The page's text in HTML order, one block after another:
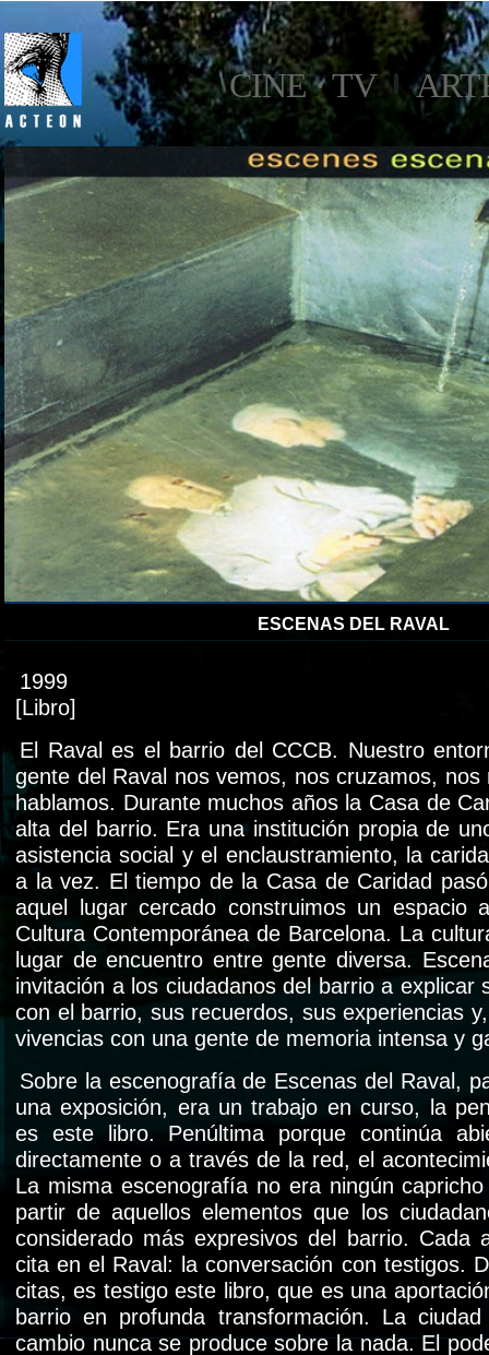
CINE · TV
ESCENAS DEL RAVAL
1999
[Libro]
El Raval es el barrio del CCCB. Nuestro
gente del Raval nos vemos, nos cruzamos, nos
hablamos. Durante muchos años la Casa de
alta del barrio. Era una institución propia de
asistencia social y el enclaustramiento, la
a la vez. El tiempo de la Casa de Caridad
aquel lugar cercado construimos un espacio
Cultura Contemporánea de Barcelona. La
lugar de encuentro entre gente diversa.
invitación a los ciudadanos del barrio a explicar
con el barrio, sus recuerdos, sus experiencias
vivencias con una gente de memoria intensa y
Sobre la escenografía de Escenas del Raval,
una exposición, era un trabajo en curso, la
es este libro. Penúltima porque continúa
directamente o a través de la red, el
La misma escenografía no era ningún
partir de aquellos elementos que los
considerado más expresivos del barrio. Cada
cita en el Raval: la conversación con testigos.
citas, es testigo este libro, que es una
barrio en profunda transformación. La
cambio nunca se produce sobre la nada. El